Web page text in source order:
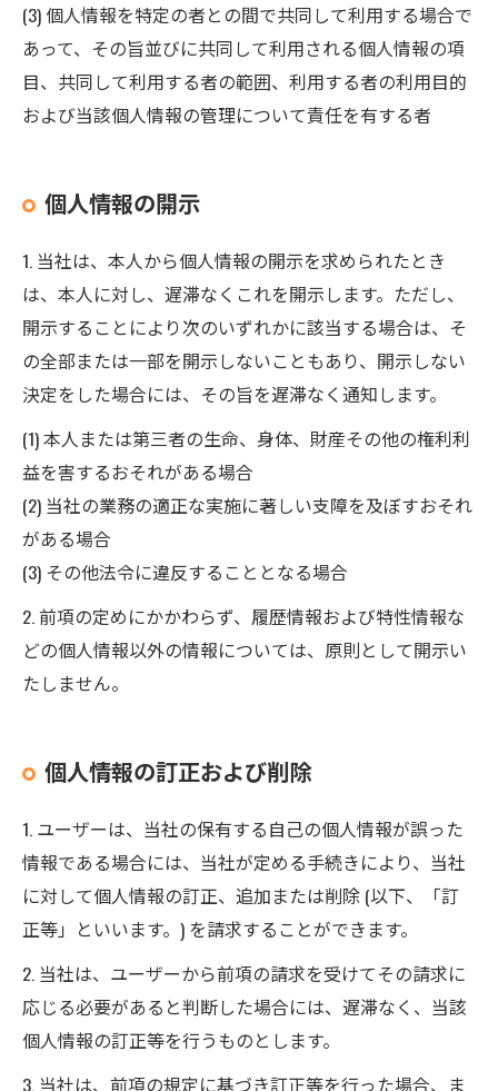
(3) 個人情報を特定の者との間で共同して利用する場合で
あって、その旨並びに共同して利用される個人情報の項
目、共同して利用する者の範囲、利用する者の利用目的
および当該個人情報の管理について責任を有する者
個人情報の開示
1. 当社は、本人から個人情報の開示を求められたとき
は、本人に対し、遅滞なくこれを開示します。ただし、
開示することにより次のいずれかに該当する場合は、そ
の全部または一部を開示しないこともあり、開示しない
決定をした場合には、その旨を遅滞なく通知します。
(1) 本人または第三者の生命、身体、財産その他の権利利
益を害するおそれがある場合
(2) 当社の業務の適正な実施に著しい支障を及ぼすおそれ
がある場合
(3) その他法令に違反することとなる場合
2. 前項の定めにかかわらず、履歴情報および特性情報な
どの個人情報以外の情報については、原則として開示い
たしません。
個人情報の訂正および削除
1. ユーザーは、当社の保有する自己の個人情報が誤った
情報である場合には、当社が定める手続きにより、当社
に対して個人情報の訂正、追加または削除 (以下、「訂
正等」といいます。) を請求することができます。
2. 当社は、ユーザーから前項の請求を受けてその請求に
応じる必要があると判断した場合には、遅滞なく、当該
個人情報の訂正等を行うものとします。
3. 当社は、前項の規定に基づき訂正等を行った場合、ま